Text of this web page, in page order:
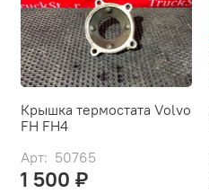
Крышка термостата Volvo
FH FH4
Арт: 50765
1 500 ₽